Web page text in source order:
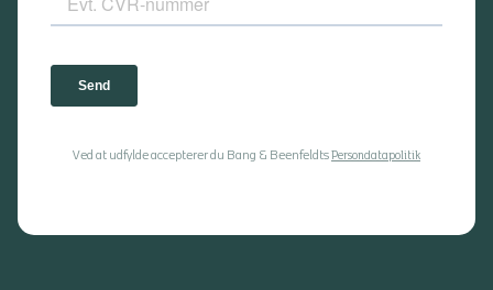
Ved at udfylde accepterer du Bang & Beenfeldts Persondatapolitik